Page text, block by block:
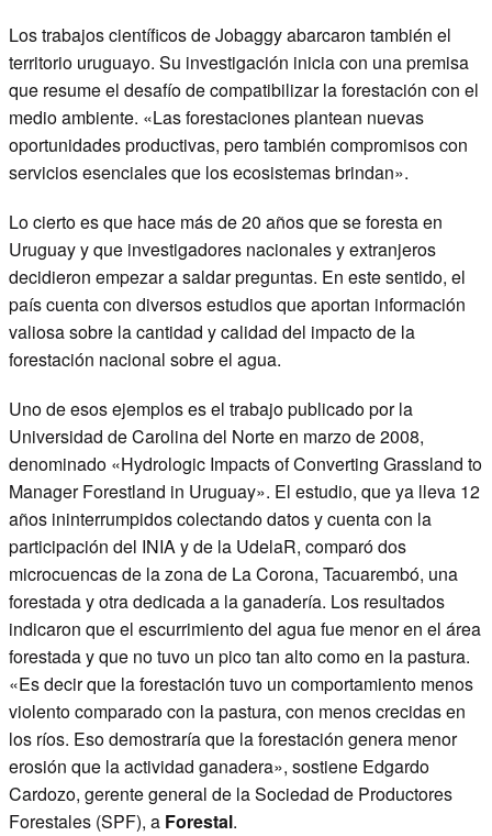
Los trabajos científicos de Jobaggy abarcaron también el
territorio uruguayo. Su investigación inicia con una premisa
que resume el desafío de compatibilizar la forestación con el
medio ambiente. «Las forestaciones plantean nuevas
oportunidades productivas, pero también compromisos con
servicios esenciales que los ecosistemas brindan».
Lo cierto es que hace más de 20 años que se foresta en
Uruguay y que investigadores nacionales y extranjeros
decidieron empezar a saldar preguntas. En este sentido, el
país cuenta con diversos estudios que aportan información
valiosa sobre la cantidad y calidad del impacto de la
forestación nacional sobre el agua.
Uno de esos ejemplos es el trabajo publicado por la
Universidad de Carolina del Norte en marzo de 2008,
denominado «Hydrologic Impacts of Converting Grassland to
Manager Forestland in Uruguay». El estudio, que ya lleva 12
años ininterrumpidos colectando datos y cuenta con la
participación del INIA y de la UdelaR, comparó dos
microcuencas de la zona de La Corona, Tacuarembó, una
forestada y otra dedicada a la ganadería. Los resultados
indicaron que el escurrimiento del agua fue menor en el área
forestada y que no tuvo un pico tan alto como en la pastura.
«Es decir que la forestación tuvo un comportamiento menos
violento comparado con la pastura, con menos crecidas en
los ríos. Eso demostraría que la forestación genera menor
erosión que la actividad ganadera», sostiene Edgardo
Cardozo, gerente general de la Sociedad de Productores
Forestales (SPF), a Forestal.